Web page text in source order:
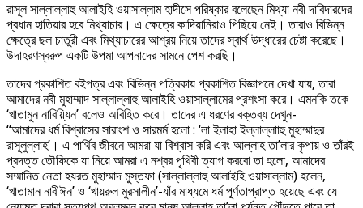
রাসূল সাল্লাল্লাহু আলাইহি ওয়াসাল্লাম হাদীসে পরিষ্কার বলেছেন মিথ্যা নবী দাবিদারদের
প্রধান হাতিয়ার হবে মিথ্যাচার। এ ক্ষেত্রে কাদিয়ানিরাও পিছিয়ে নেই। তারাও বিভিন্ন
ক্ষেত্রে ছল চাতুরী এবং মিথ্যাচারের আশ্রয় নিয়ে তাদের স্বার্থ উদ্ধারের চেষ্টা করেছে।
উদাহরণস্বরুপ একটি উপমা আপনাদের সামনে পেশ করছি।
তাদের প্রকাশিত বইপত্র এবং বিভিন্ন পত্রিকায় প্রকাশিত বিজ্ঞাপনে দেখা যায়, তারা
আমাদের নবী মুহাম্মাদ সাল্লাল্লাহু আলাইহি ওয়াসাল্লামের প্রশংসা করে। এমনকি তকে
‘খাতামুন নাবিয়্যিন’ বলেও অবিহিত করে। তাদের এ ধরণের বক্তব্য দেখুন-
“আমাদের ধর্ম বিশ্বাসের সারাংশ ও সারমর্ম হলো : ‘লা ইলাহা ইল্লাল্লাাহু মুহাম্মাদুর
রাসূলুল্লাহ’। এ পার্থিব জীবনে আমরা যা বিশ্বাস করি এবং আল্লাহ তা’লার কৃপায় ও তাঁরই
প্রদত্ত তৌফিকে যা নিয়ে আমরা এ নশ্বর পৃথিবী ত্যাগ করবো তা হলো, আমাদের
সম্মানিত নেতা হযরত মুহাম্মাদ মুস্তফা (সাল্লাল্লাহু আলাইহি ওয়াসাল্লাম) হলেন,
‘খাতামান নাবীঈন’ ও ‘খায়রুল মুরসালীন’-যাঁর মাধ্যমে ধর্ম পূর্ণতাপ্রাপ্ত হয়েছে এবং যে